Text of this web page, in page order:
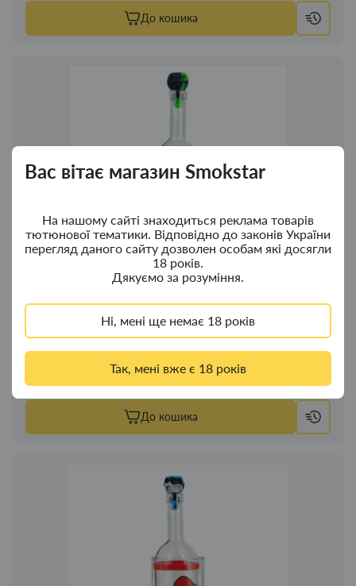
Вас вітає магазин Smokstar
На нашому сайті знаходиться реклама товарів
тютюнової тематики. Відповідно до законів України
перегляд даного сайту дозволен особам які досягли
18 років.
Дякуємо за розуміння.
Ні, мені ще немає 18 років
Так, мені вже є 18 років
До кошика
Бонг - Воднік для куріня з скла «Snow Maiden»
Снегурочка
1200.00грн.
До кошика